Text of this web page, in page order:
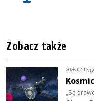
Zobacz także
2026-02-16,
„Są